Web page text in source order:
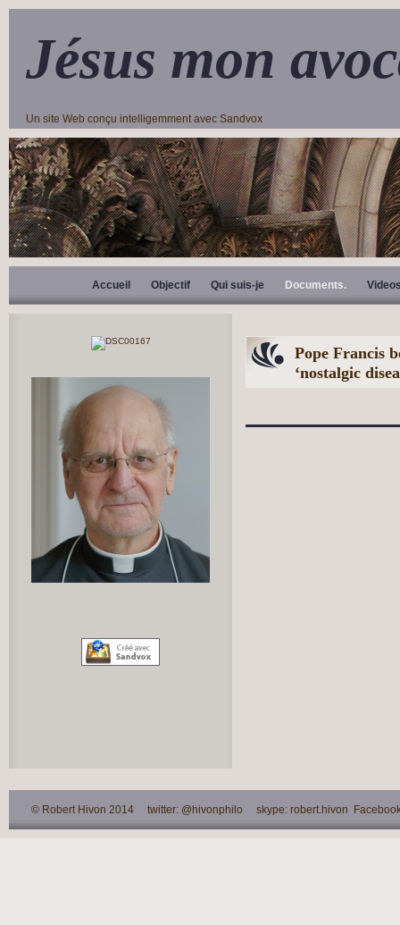
Jésus mon
Un site Web conçu intelligemment avec Sandvox
Accueil Objectif Qui suis-je Documents.
Pope Francis
‘nostalgic
© Robert Hivon 2014 twitter: @hivonphilo skype: robert.hivon